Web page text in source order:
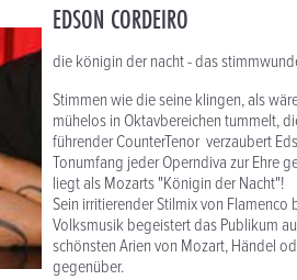
EDSON CORDEIRO
die königin der nacht - das
Stimmen wie die seine klingen, als
mühelos in Oktavbereichen tummelt,
führender CounterTenor verzaubert
Tonumfang jeder Operndiva zur Ehre
liegt als Mozarts "Königin der Nacht"!
Sein irritierender Stilmix von
Volksmusik begeistert das Publikum
schönsten Arien von Mozart, Händel
gegenüber.